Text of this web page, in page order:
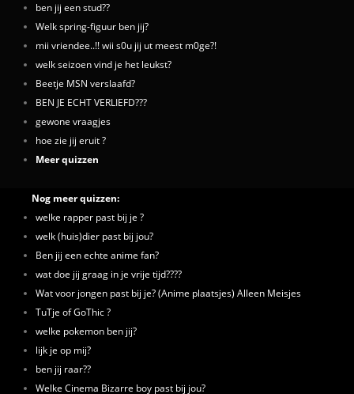
ben jij een stud??
Welk spring-figuur ben jij?
mii vriendee..!! wii s0u jij ut meest m0ge?!
welk seizoen vind je het leukst?
Beetje MSN verslaafd?
BEN JE ECHT VERLIEFD???
gewone vraagjes
hoe zie jij eruit ?
Meer quizzen
Nog meer quizzen:
welke rapper past bij je ?
welk (huis)dier past bij jou?
Ben jij een echte anime fan?
wat doe jij graag in je vrije tijd????
Wat voor jongen past bij je? (Anime plaatsjes) Alleen Meisjes
TuTje of GoThic ?
welke pokemon ben jij?
lijk je op mij?
ben jij raar??
Welke Cinema Bizarre boy past bij jou?